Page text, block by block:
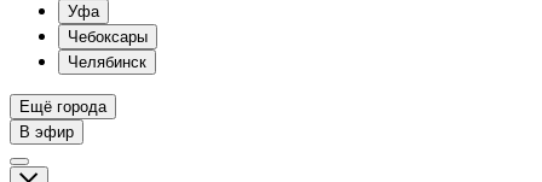
Уфа
Чебоксары
Челябинск
Ещё города
В эфир